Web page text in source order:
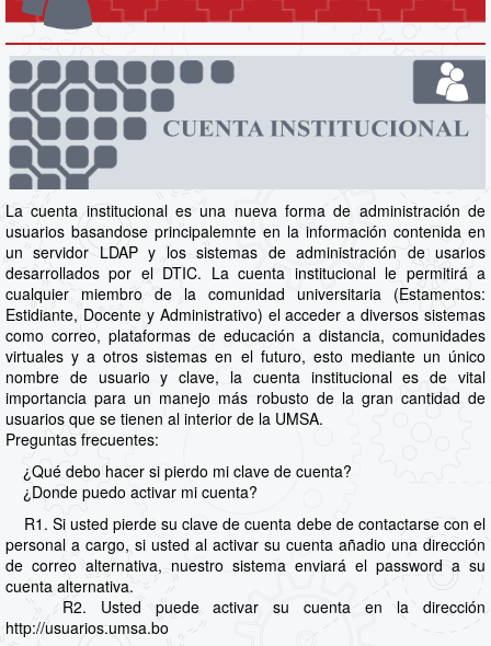
La cuenta institucional es una nueva forma de administración de
usuarios basandose principalemnte en la información contenida en
un servidor LDAP y los sistemas de administración de usarios
desarrollados por el DTIC. La cuenta institucional le permitirá a
cualquier miembro de la comunidad universitaria (Estamentos:
Estidiante, Docente y Administrativo) el acceder a diversos sistemas
como correo, plataformas de educación a distancia, comunidades
virtuales y a otros sistemas en el futuro, esto mediante un único
nombre de usuario y clave, la cuenta institucional es de vital
importancia para un manejo más robusto de la gran cantidad de
usuarios que se tienen al interior de la UMSA.
Preguntas frecuentes:
¿Qué debo hacer si pierdo mi clave de cuenta?
¿Donde puedo activar mi cuenta?
R1. Si usted pierde su clave de cuenta debe de contactarse con el
personal a cargo, si usted al activar su cuenta añadio una dirección
de correo alternativa, nuestro sistema enviará el password a su
cuenta alternativa.
R2. Usted puede activar su cuenta en la dirección
http://usuarios.umsa.bo